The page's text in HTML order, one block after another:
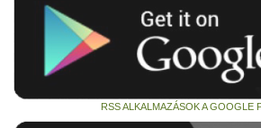
RSS ALKALMAZÁSOK A GOOGLE